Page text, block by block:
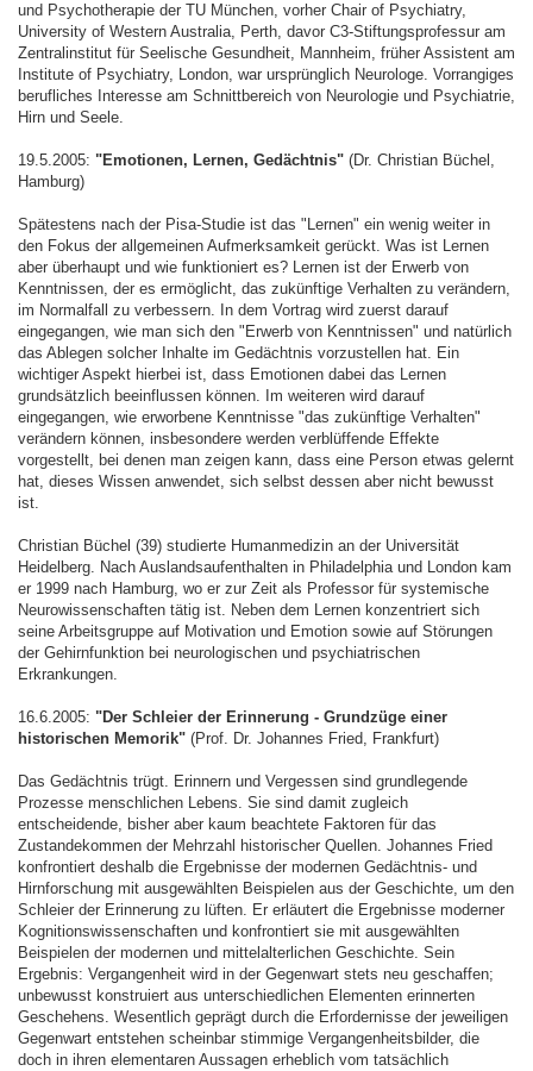
und Psychotherapie der TU München, vorher Chair of Psychiatry,
University of Western Australia, Perth, davor C3-Stiftungsprofessur am
Zentralinstitut für Seelische Gesundheit, Mannheim, früher Assistent am
Institute of Psychiatry, London, war ursprünglich Neurologe. Vorrangiges
berufliches Interesse am Schnittbereich von Neurologie und Psychiatrie,
Hirn und Seele.
19.5.2005: "Emotionen, Lernen, Gedächtnis" (Dr. Christian Büchel,
Hamburg)
Spätestens nach der Pisa-Studie ist das "Lernen" ein wenig weiter in
den Fokus der allgemeinen Aufmerksamkeit gerückt. Was ist Lernen
aber überhaupt und wie funktioniert es? Lernen ist der Erwerb von
Kenntnissen, der es ermöglicht, das zukünftige Verhalten zu verändern,
im Normalfall zu verbessern. In dem Vortrag wird zuerst darauf
eingegangen, wie man sich den "Erwerb von Kenntnissen" und natürlich
das Ablegen solcher Inhalte im Gedächtnis vorzustellen hat. Ein
wichtiger Aspekt hierbei ist, dass Emotionen dabei das Lernen
grundsätzlich beeinflussen können. Im weiteren wird darauf
eingegangen, wie erworbene Kenntnisse "das zukünftige Verhalten"
verändern können, insbesondere werden verblüffende Effekte
vorgestellt, bei denen man zeigen kann, dass eine Person etwas gelernt
hat, dieses Wissen anwendet, sich selbst dessen aber nicht bewusst
ist.
Christian Büchel (39) studierte Humanmedizin an der Universität
Heidelberg. Nach Auslandsaufenthalten in Philadelphia und London kam
er 1999 nach Hamburg, wo er zur Zeit als Professor für systemische
Neurowissenschaften tätig ist. Neben dem Lernen konzentriert sich
seine Arbeitsgruppe auf Motivation und Emotion sowie auf Störungen
der Gehirnfunktion bei neurologischen und psychiatrischen
Erkrankungen.
16.6.2005: "Der Schleier der Erinnerung - Grundzüge einer
historischen Memorik" (Prof. Dr. Johannes Fried, Frankfurt)
Das Gedächtnis trügt. Erinnern und Vergessen sind grundlegende
Prozesse menschlichen Lebens. Sie sind damit zugleich
entscheidende, bisher aber kaum beachtete Faktoren für das
Zustandekommen der Mehrzahl historischer Quellen. Johannes Fried
konfrontiert deshalb die Ergebnisse der modernen Gedächtnis- und
Hirnforschung mit ausgewählten Beispielen aus der Geschichte, um den
Schleier der Erinnerung zu lüften. Er erläutert die Ergebnisse moderner
Kognitionswissenschaften und konfrontiert sie mit ausgewählten
Beispielen der modernen und mittelalterlichen Geschichte. Sein
Ergebnis: Vergangenheit wird in der Gegenwart stets neu geschaffen;
unbewusst konstruiert aus unterschiedlichen Elementen erinnerten
Geschehens. Wesentlich geprägt durch die Erfordernisse der jeweiligen
Gegenwart entstehen scheinbar stimmige Vergangenheitsbilder, die
doch in ihren elementaren Aussagen erheblich vom tatsächlich